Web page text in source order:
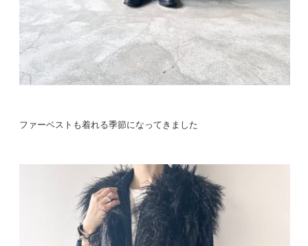
ファーベストも着れる季節になってきました